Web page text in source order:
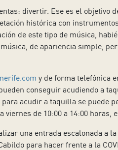
divertir. Ese es el objetivo
histórica con
de este tipo de música,
de apariencia simple,
y de forma telefónica
conseguir acudiendo a
para acudir a taquilla se puede
de 10:00 a 14:00 horas,
una entrada escalonada a
para hacer frente a la